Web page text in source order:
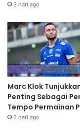
3 hari ago
Marc Klok
Penting Sebagai
Tempo Permainan
5 hari ago